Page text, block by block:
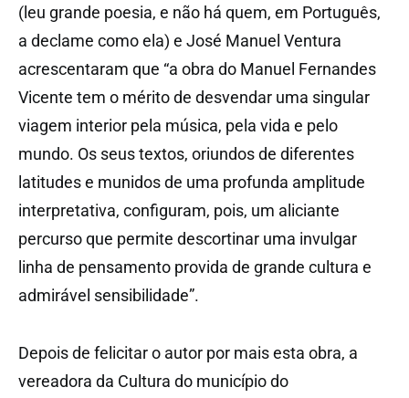
(leu grande poesia, e não há quem, em Português,
a declame como ela) e José Manuel Ventura
acrescentaram que “a obra do Manuel Fernandes
Vicente tem o mérito de desvendar uma singular
viagem interior pela música, pela vida e pelo
mundo. Os seus textos, oriundos de diferentes
latitudes e munidos de uma profunda amplitude
interpretativa, configuram, pois, um aliciante
percurso que permite descortinar uma invulgar
linha de pensamento provida de grande cultura e
admirável sensibilidade”.
Depois de felicitar o autor por mais esta obra, a
vereadora da Cultura do município do